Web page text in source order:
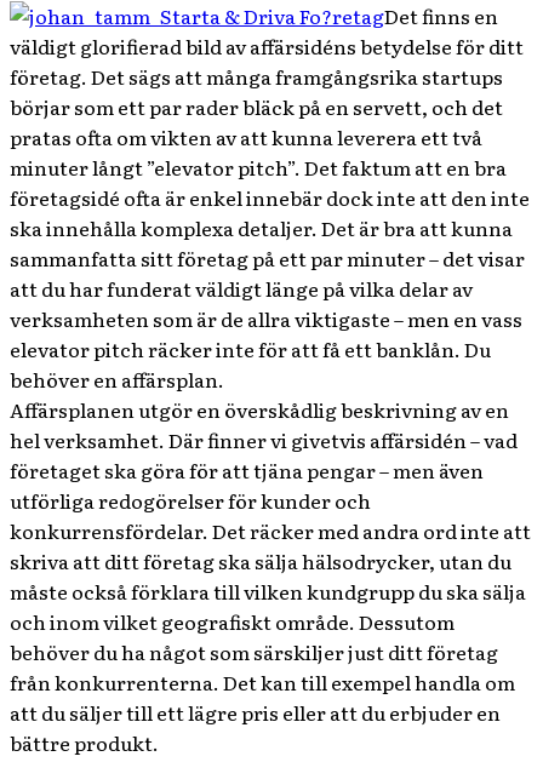
Det finns en
väldigt glorifierad bild av affärsidéns betydelse för ditt
företag. Det sägs att många framgångsrika startups
börjar som ett par rader bläck på en servett, och det
pratas ofta om vikten av att kunna leverera ett två
minuter långt ”elevator pitch”. Det faktum att en bra
företagsidé ofta är enkel innebär dock inte att den inte
ska innehålla komplexa detaljer. Det är bra att kunna
sammanfatta sitt företag på ett par minuter – det visar
att du har funderat väldigt länge på vilka delar av
verksamheten som är de allra viktigaste – men en vass
elevator pitch räcker inte för att få ett banklån. Du
behöver en affärsplan.
Affärsplanen utgör en överskådlig beskrivning av en
hel verksamhet. Där finner vi givetvis affärsidén – vad
företaget ska göra för att tjäna pengar – men även
utförliga redogörelser för kunder och
konkurrensfördelar. Det räcker med andra ord inte att
skriva att ditt företag ska sälja hälsodrycker, utan du
måste också förklara till vilken kundgrupp du ska sälja
och inom vilket geografiskt område. Dessutom
behöver du ha något som särskiljer just ditt företag
från konkurrenterna. Det kan till exempel handla om
att du säljer till ett lägre pris eller att du erbjuder en
bättre produkt.